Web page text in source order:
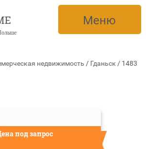
Меню
недвижимость / Гданьск / 1483
под запрос